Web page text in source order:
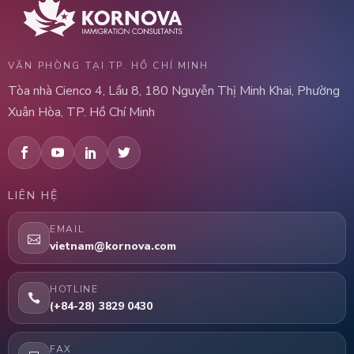
VĂN PHÒNG TẠI TP. HỒ CHÍ MINH
Tòa nhà Cienco 4, Lầu 8, 180 Nguyễn Thị Minh Khai, Phường
Xuân Hòa, TP. Hồ Chí Minh
LIÊN HỆ
EMAIL
vietnam@kornova.com
HOTLINE
(+84-28) 3829 0430
FAX